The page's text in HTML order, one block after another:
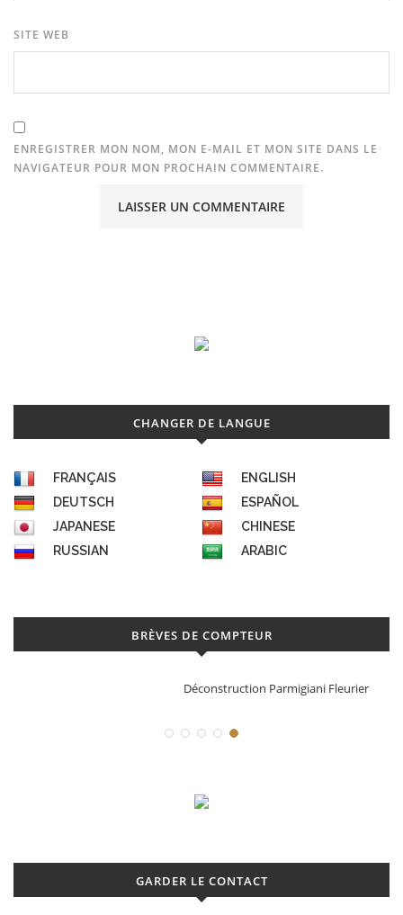
SITE WEB
ENREGISTRER MON NOM, MON E-MAIL ET MON SITE DANS LE
NAVIGATEUR POUR MON PROCHAIN COMMENTAIRE.
CHANGER DE LANGUE
FRANÇAIS
ENGLISH
DEUTSCH
ESPAÑOL
JAPANESE
CHINESE
RUSSIAN
ARABIC
BRÈVES DE COMPTEUR
Déconstruction Parmigiani Fleurier
GARDER LE CONTACT